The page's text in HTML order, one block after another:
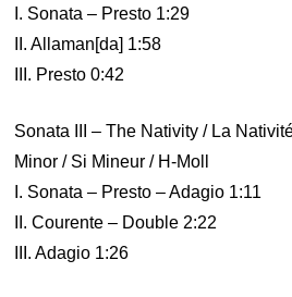
I. Sonata – Presto 1:29
II. Allaman[da] 1:58
III. Presto 0:42
Sonata III – The Nativity / La
Minor / Si Mineur / H-Moll
I. Sonata – Presto – Adagio 1:11
II. Courente – Double 2:22
III. Adagio 1:26